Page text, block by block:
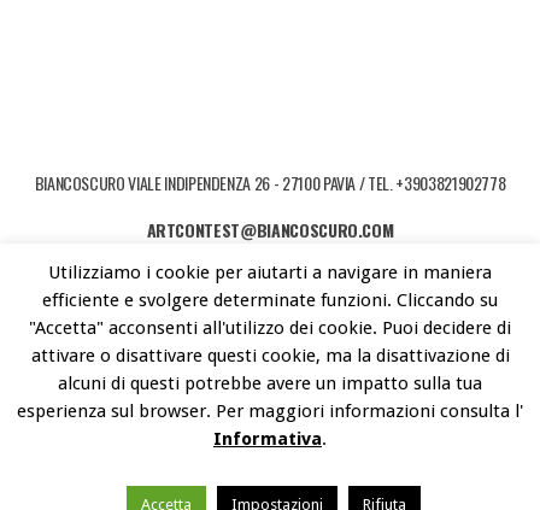
BIANCOSCURO VIALE INDIPENDENZA 26 - 27100 PAVIA / TEL. +3903821902778
ARTCONTEST@BIANCOSCURO.COM
COPYRIGHT © 2026 ART CONTEST. POWERED BY LIBEREMENTI - IDEE PER
L'ARTE CONTEMPORANEA
Utilizziamo i cookie per aiutarti a navigare in maniera
efficiente e svolgere determinate funzioni. Cliccando su
"Accetta" acconsenti all'utilizzo dei cookie. Puoi decidere di
attivare o disattivare questi cookie, ma la disattivazione di
alcuni di questi potrebbe avere un impatto sulla tua
esperienza sul browser. Per maggiori informazioni consulta l'
Informativa.
Accetta Impostazioni Rifiuta